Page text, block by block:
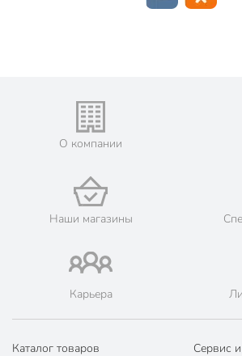
О компании
Наши магазины
Карьера
Каталог товаров Сервис